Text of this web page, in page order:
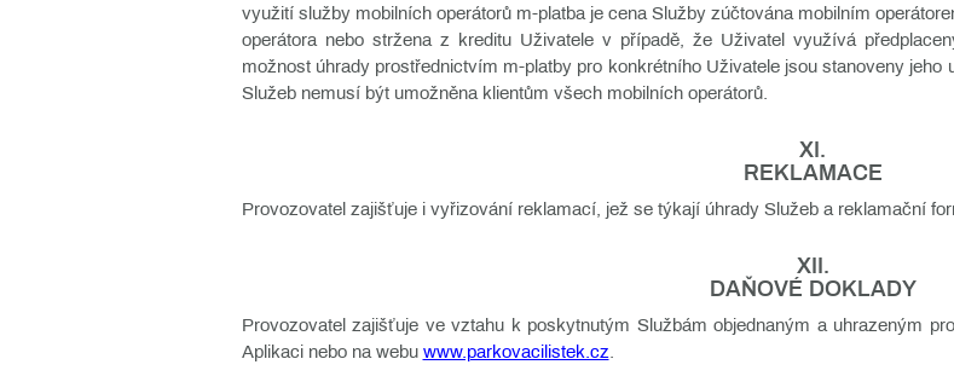
využití služby mobilních operátorů m-platba je cena Služby zúčtována mobilním
operátora nebo stržena z kreditu Uživatele v případě, že Uživatel využívá
možnost úhrady prostřednictvím m-platby pro konkrétního Uživatele jsou stanoveny
Služeb nemusí být umožněna klientům všech mobilních operátorů.
XI.
REKLAMACE
Provozovatel zajišťuje i vyřizování reklamací, jež se týkají úhrady Služeb a reklamační
XII.
DAŇOVÉ DOKLADY
Provozovatel zajišťuje ve vztahu k poskytnutým Službám objednaným a uhrazeným
Aplikaci nebo na webu www.parkovacilistek.cz.